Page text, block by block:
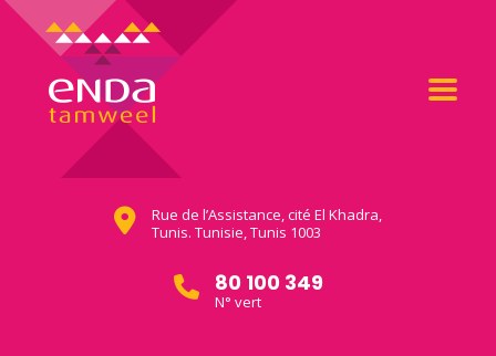
Rue de l’Assistance, cité El Khadra,
Tunis. Tunisie, Tunis 1003
80 100 349
N° vert